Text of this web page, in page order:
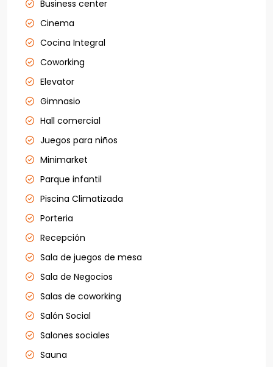
Business center
Cinema
Cocina Integral
Coworking
Elevator
Gimnasio
Hall comercial
Juegos para niños
Minimarket
Parque infantil
Piscina Climatizada
Porteria
Recepción
Sala de juegos de mesa
Sala de Negocios
Salas de coworking
Salón Social
Salones sociales
Sauna